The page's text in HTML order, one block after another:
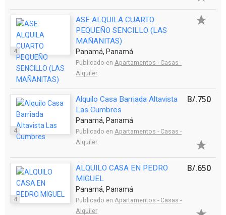
4
ASE ALQUILA CUARTO
PEQUEÑO SENCILLO (LAS
MAÑANITAS)
Panamá, Panamá
Publicado en Apartamentos - Casas -
Alquiler
4
Alquilo Casa Barriada Altavista
Las Cumbres
Panamá, Panamá
Publicado en Apartamentos - Casas -
Alquiler
B/.750
4
ALQUILO CASA EN PEDRO
MIGUEL
Panamá, Panamá
Publicado en Apartamentos - Casas -
Alquiler
B/.650